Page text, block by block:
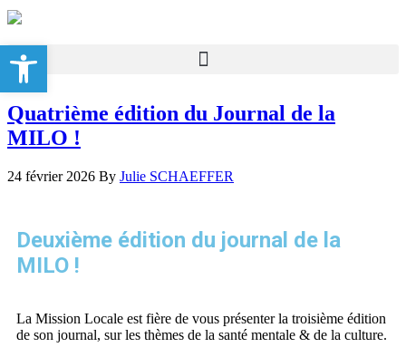
Quatrième édition du Journal de la
MILO !
24 février 2026 By Julie SCHAEFFER
Deuxième édition du journal de la
MILO !
La Mission Locale est fière de vous présenter la troisième édition
de son journal, sur les thèmes de la santé mentale & de la culture.
Ouvrir la barre d’outils